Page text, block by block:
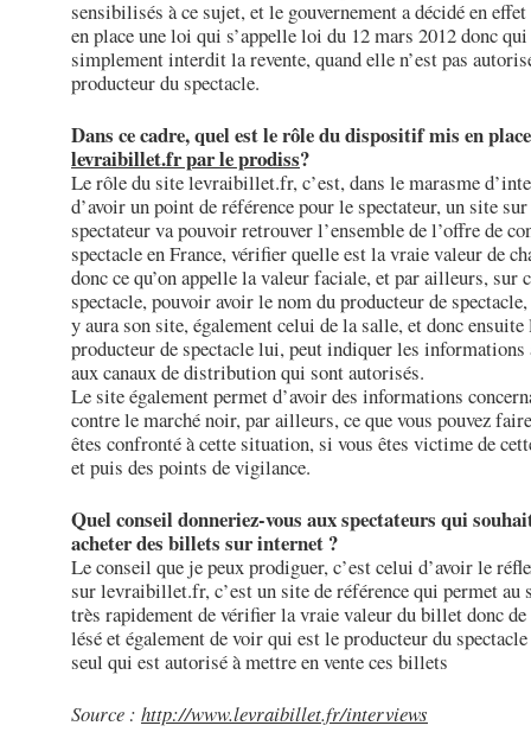
sensibilisés à ce sujet, et le gouvernement a décidé en
en place une loi qui s’appelle loi du 12 mars 2012 donc
simplement interdit la revente, quand elle n’est pas
producteur du spectacle.
Dans ce cadre, quel est le rôle du dispositif mis en
levraibillet.fr par le prodiss?
Le rôle du site levraibillet.fr, c’est, dans le marasme
d’avoir un point de référence pour le spectateur, un site
spectateur va pouvoir retrouver l’ensemble de l’offre de
spectacle en France, vérifier quelle est la vraie valeur de
donc ce qu’on appelle la valeur faciale, et par ailleurs, sur
spectacle, pouvoir avoir le nom du producteur de
y aura son site, également celui de la salle, et donc ensuite
producteur de spectacle lui, peut indiquer les informations
aux canaux de distribution qui sont autorisés.
Le site également permet d’avoir des informations
contre le marché noir, par ailleurs, ce que vous pouvez
êtes confronté à cette situation, si vous êtes victime de
et puis des points de vigilance.
Quel conseil donneriez-vous aux spectateurs qui
acheter des billets sur internet ?
Le conseil que je peux prodiguer, c’est celui d’avoir le
sur levraibillet.fr, c’est un site de référence qui permet au
très rapidement de vérifier la vraie valeur du billet donc de
lésé et également de voir qui est le producteur du
seul qui est autorisé à mettre en vente ces billets
Source : http://www.levraibillet.fr/interviews